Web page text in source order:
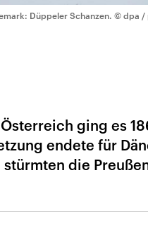
Düppeler Schanzen. © dpa /
ging es
endete für
die